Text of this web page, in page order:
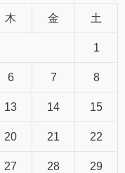
木 金 土
1
6 7 8
13 14 15
20 21 22
27 28 29